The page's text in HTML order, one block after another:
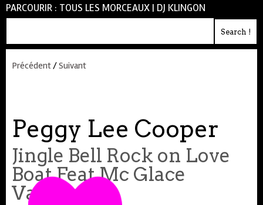
PARCOURIR : TOUS LES MORCEAUX | DJ KLINGON
Précédent/Suivant
Peggy Lee Cooper
Jingle Bell Rock on Love
Boat Feat Mc Glace
Vanille